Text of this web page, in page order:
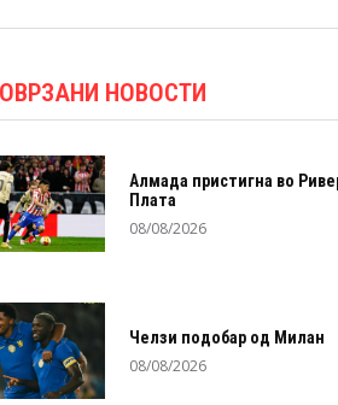
НОВОСТИ
Алмада пристигна во
Плата
08/08/2026
Челзи подобaр од Милан
08/08/2026